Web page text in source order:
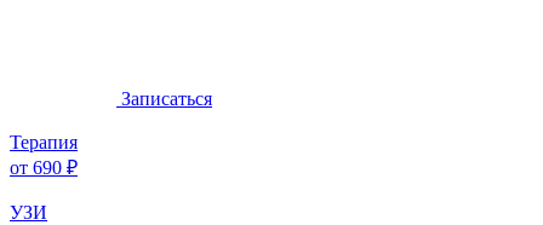
Записаться
Терапия
от 690 ₽
УЗИ